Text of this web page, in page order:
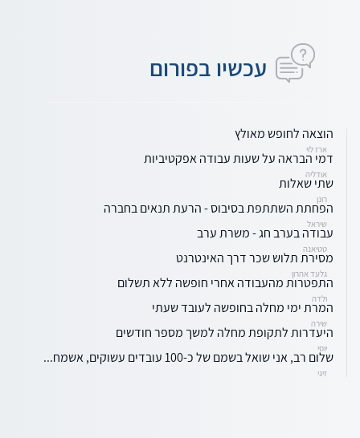
עכשיו בפורום
הוצאה לחופש מאולץ
ארז לוי
דמי הבראה על שעות עבודה אפקטיביות
אודליה
שתי שאלות
רונן
הפחתת השתתפת בסיבוס - הרעת תנאים בחברה
שיראל
עבודה בערב חג - משרת ערב
טטיאנה
מסירת תלוש שכר דרך האינטרנט
גלעד אהרון
התפטרות מהעבודה אחרי חופשה ללא תשלום
ולדה
המרת ימי מחלה בחופשה לעובד שעתי
שירה
היעדרות לתקופת מחלה למשך מספר חודשים
יוסי
שלום רב, אני שואל בשמם של כ-100 עובדים עשוקים, אשמח...
זיגי